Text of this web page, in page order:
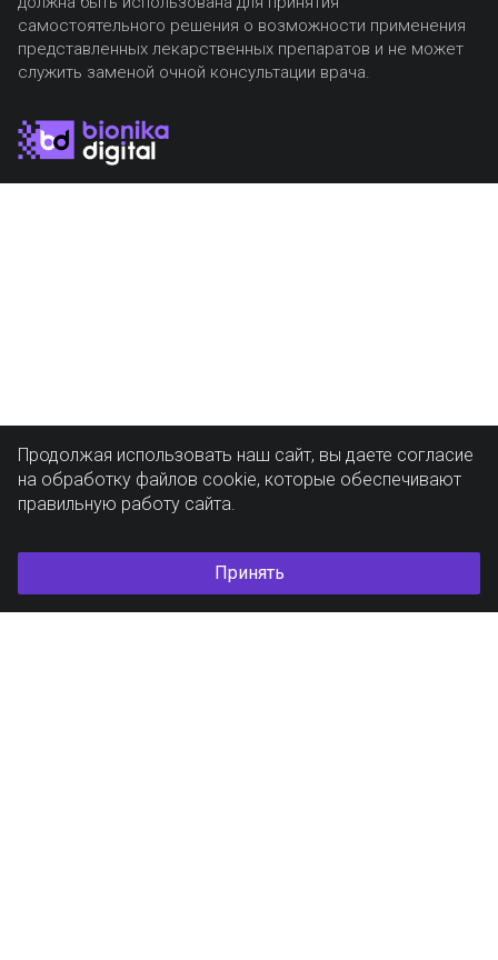
самостоятельного решения о возможности применения
представленных лекарственных препаратов и не может
служить заменой очной консультации врача.
Продолжая использовать наш сайт, вы даете согласие
на обработку файлов cookie, которые обеспечивают
правильную работу сайта.
Принять